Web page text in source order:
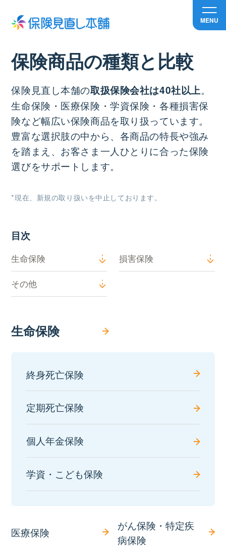
MENU
保険商品の種類と比較
保険見直し本舗の取扱保険会社は40社以上。
生命保険・医療保険・学資保険・各種損害保
険など幅広い保険商品を取り扱っています。
豊富な選択肢の中から、各商品の特長や強み
を踏まえ、お客さま一人ひとりに合った保険
選びをサポートします。
*現在、新規の取り扱いを中止しております。
目次
生命保険 損害保険
その他
生命保険
終身死亡保険
定期死亡保険
個人年金保険
学資・こども保険
医療保険
がん保険・特定疾
病保険